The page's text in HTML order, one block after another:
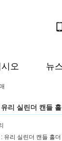
오 뉴
리 실린더 캔들
유리 실린더 캔들 홀더